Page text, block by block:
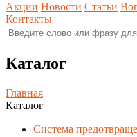
Акции Новости Статьи
Контакты
Каталог
Главная
Каталог
Система